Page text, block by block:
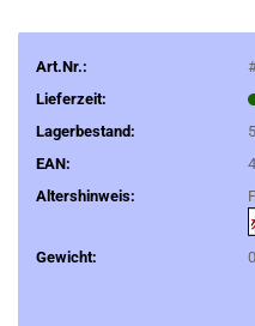
Art.Nr.:
Lieferzeit:
Lagerbestand: 5
EAN:
Altershinweis:
Gewicht: